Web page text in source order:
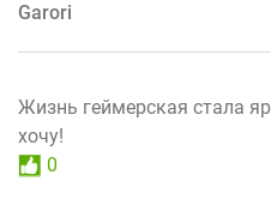
Garori
Жизнь геймерская стала
хочу!
0